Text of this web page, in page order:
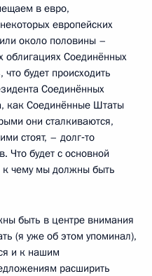
в евро,
европейских
около половины –
облигациях Соединённых
будет происходить
Соединённых
как Соединённые Штаты
они сталкиваются,
стоят, – долг‑то
Что будет с основной
к чему мы должны быть
быть в центре внимания
(я уже об этом упоминал),
и к нашим
расширить